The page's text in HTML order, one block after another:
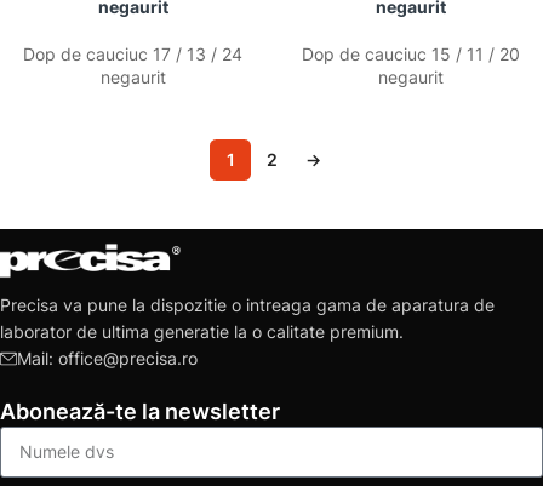
negaurit
Dop de cauciuc 17 / 13 / 24
negaurit
negaurit
Dop de cauciuc 15 / 11 / 20
negaurit
1 2 →
Precisa va pune la dispozitie o intreaga gama de aparatura de
laborator de ultima generatie la o calitate premium.
Mail: office@precisa.ro
Abonează-te la newsletter